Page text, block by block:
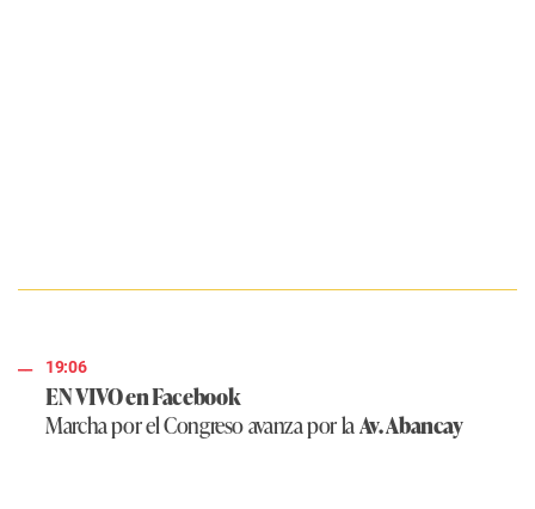
19:06
EN VIVO en Facebook
Marcha por el Congreso avanza por laAv. Abancay